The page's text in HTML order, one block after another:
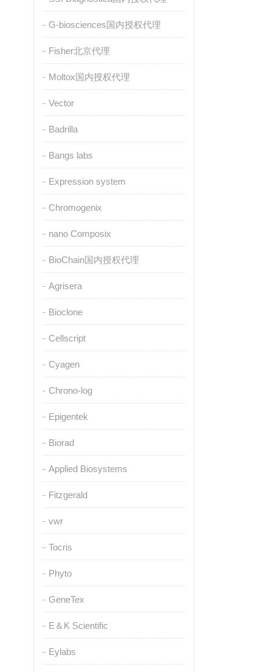
G-biosciences国内授权代理
Fisher北京代理
Moltox国内授权代理
Vector
Badrilla
Bangs labs
Expression system
Chromogenix
nano Composix
BioChain国内授权代理
Agrisera
Bioclone
Cellscript
Cyagen
Chrono-log
Epigentek
Biorad
Applied Biosystems
Fitzgerald
vwr
Tocris
Phyto
GeneTex
E＆K Scientific
Eylabs